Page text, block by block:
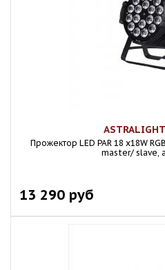
Прожектор LED PAR 18 х18W
master/ slave,
13 290 руб